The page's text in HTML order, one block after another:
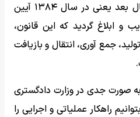
تصویب شده است که در سال بعد یعنی در سال ۱۳۸۴ آیین
و ابلاغ گردید که این قانون،
جمع آوری، انتقال و بازیافت
جلالیان گفت: در سال ۱۴۰۲ به صورت جدی در وزارت دادگستری
راهکار عملیاتی و اجرایی را